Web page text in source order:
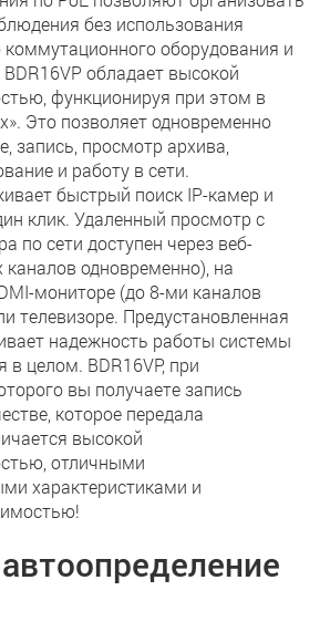
без использования
коммутационного оборудования и
обладает высокой
функционируя при этом в
Это позволяет одновременно
запись, просмотр архива,
и работу в сети.
быстрый поиск IP-камер и
клик. Удаленный просмотр с
по сети доступен через веб-
каналов одновременно), на
мониторе (до 8-ми каналов
телевизоре. Предустановленная
надежность работы системы
в целом. BDR16VP, при
вы получаете запись
которое передала
высокой
отличными
характеристиками и